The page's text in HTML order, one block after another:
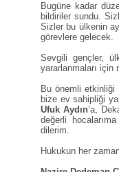
Bugüne kadar
bildiriler sundu.
Sizler bu ülkenin
görevlere gelecek.
Sevgili gençler,
yararlanmaları
Bu önemli etkinliği
bize ev sahipliği
Ufuk Aydın’a,
değerli
dilerim.
Hukukun her